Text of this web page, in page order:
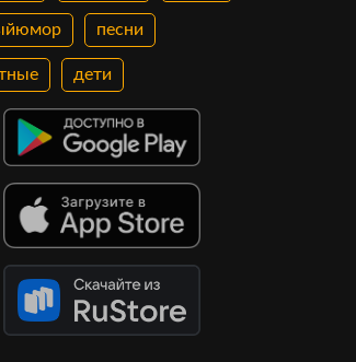
песни
дети